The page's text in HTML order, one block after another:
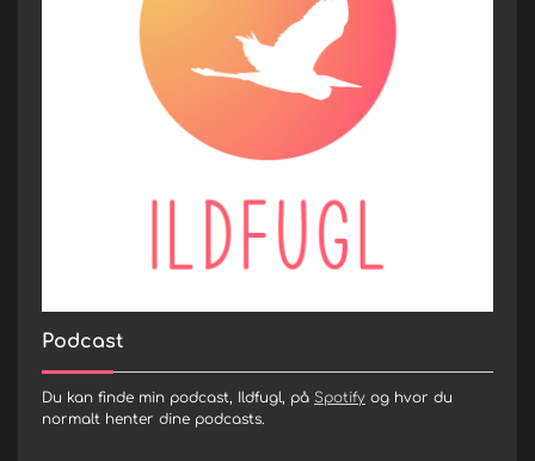
Podcast
Du kan finde min podcast, Ildfugl, på Spotify og hvor du
normalt henter dine podcasts.